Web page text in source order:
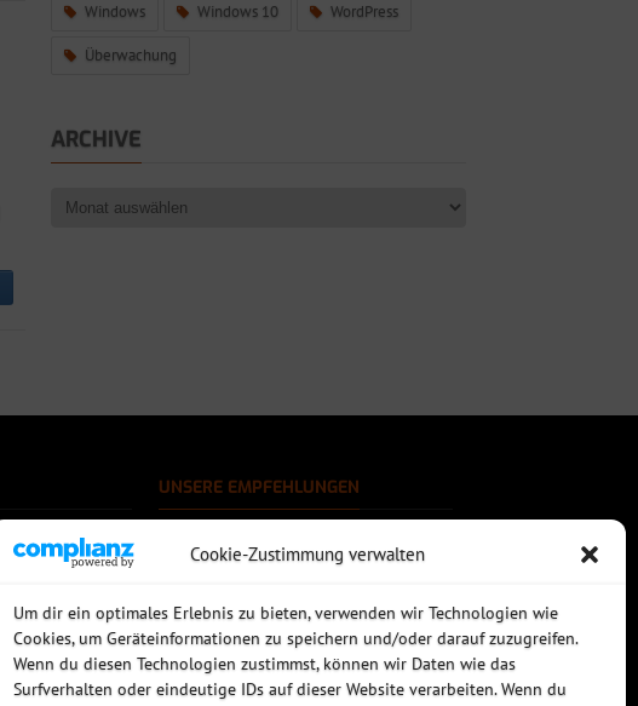
Cookie-Zustimmung verwalten
Um dir ein optimales Erlebnis zu bieten, verwenden wir Technologien wie
Cookies, um Geräteinformationen zu speichern und/oder darauf zuzugreifen.
Wenn du diesen Technologien zustimmst, können wir Daten wie das
Surfverhalten oder eindeutige IDs auf dieser Website verarbeiten. Wenn du
Windows Windows 10 WordPress
Überwachung
ARCHIVE
UNSERE EMPFEHLUNGEN
Rechtssichere Email-Archivierung
MDaemon Mail- & Groupwareserver
Sophos UTM - Mehr als eine Firewall